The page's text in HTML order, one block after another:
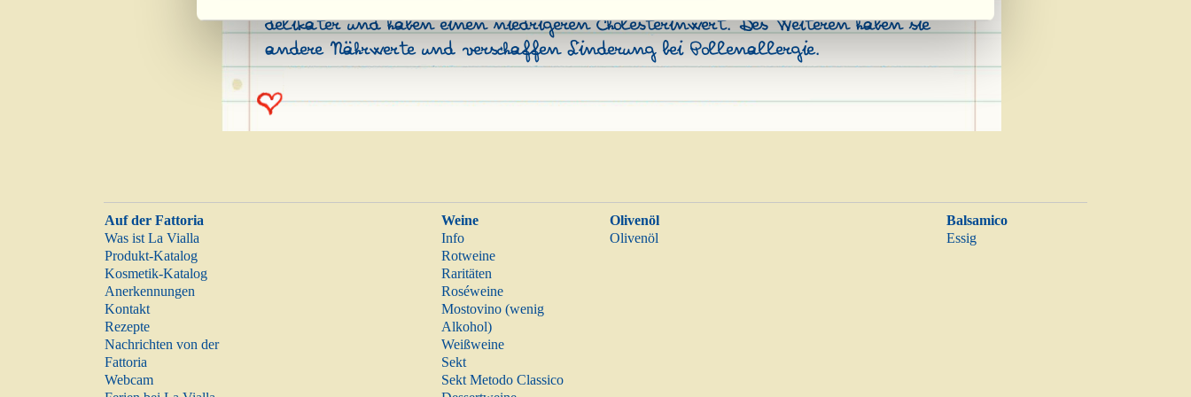
delikater und haben einen niedrigeren Cholesterinwert. Des Weiteren haben sie
andere Nährwerte und verschaffen Linderung bei Pollenallergie.
Auf der Fattoria
Was ist La Vialla
Produkt-Katalog
Kosmetik-Katalog
Anerkennungen
Kontakt
Rezepte
Nachrichten von der
Fattoria
Webcam
Weine
Info
Rotweine
Raritäten
Roséweine
Mostovino (wenig
Alkohol)
Weißweine
Sekt
Sekt Metodo Classico
Olivenöl
Olivenöl
Balsamico
Essig